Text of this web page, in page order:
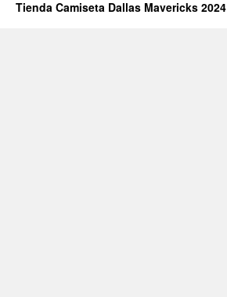
Tienda Camiseta Dallas Mavericks